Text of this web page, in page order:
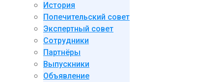
История
Попечительский совет
Экспертный совет
Сотрудники
Партнёры
Выпускники
Объявление